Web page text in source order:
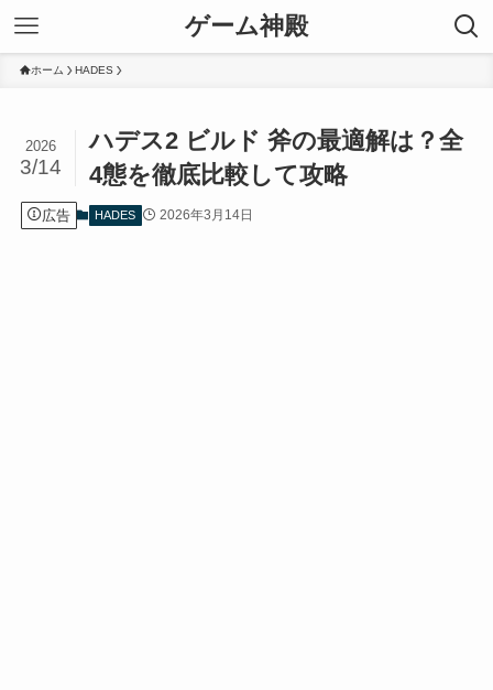
ゲーム神殿
ホーム HADES
ハデス2 ビルド 斧の最適解は？全
4態を徹底比較して攻略
2026
3/14
広告 HADES 2026年3月14日